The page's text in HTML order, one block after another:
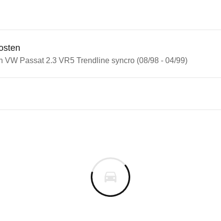
VW Passat 2.3 VR5 Trendline syncro (08/98 - 04/99)